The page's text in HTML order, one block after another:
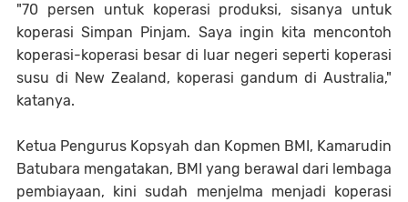
"70 persen untuk koperasi produksi, sisanya untuk
koperasi Simpan Pinjam. Saya ingin kita mencontoh
koperasi-koperasi besar di luar negeri seperti koperasi
susu di New Zealand, koperasi gandum di Australia,"
katanya.
Ketua Pengurus Kopsyah dan Kopmen BMI, Kamarudin
Batubara mengatakan, BMI yang berawal dari lembaga
pembiayaan, kini sudah menjelma menjadi koperasi